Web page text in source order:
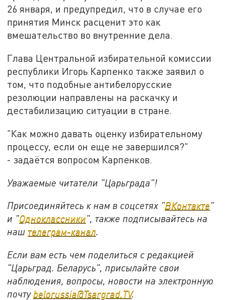
26 января, и предупредил, что в случае его
принятия Минск расценит это как
вмешательство во внутренние дела.
Глава Центральной избирательной комиссии
республики Игорь Карпенко также заявил о
том, что подобные антибелорусские
резолюции направлены на раскачку и
дестабилизацию ситуации в стране.
"Как можно давать оценку избирательному
процессу, если он еще не завершился?"
- задаётся вопросом Карпенков.
Уважаемые читатели "Царьграда"!
Присоединяйтесь к нам в соцсетях "ВКонтакте"
и "Одноклассники", также подписывайтесь на
наш телеграм-канал.
Если вам есть чем поделиться с редакцией
"Царьград. Беларусь", присылайте свои
наблюдения, вопросы, новости на электронную
почту belorussia@Tsargrad.TV.